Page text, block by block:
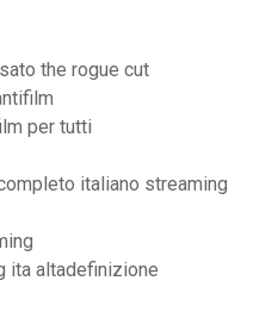
the rogue cut
per tutti
italiano streaming
ita altadefinizione